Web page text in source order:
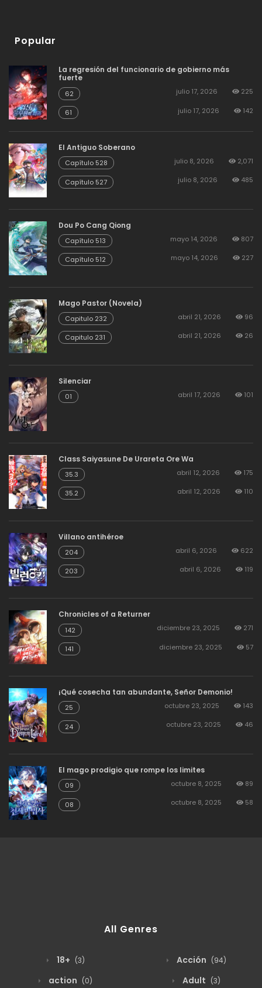
Popular
La regresión del funcionario de gobierno más
fuerte
62 julio 17, 2026 225
61 julio 17, 2026 142
El Antiguo Soberano
Capítulo 528 julio 8, 2026 2,071
Capítulo 527 julio 8, 2026 485
Dou Po Cang Qiong
Capítulo 513 mayo 14, 2026 807
Capítulo 512 mayo 14, 2026 227
Mago Pastor (Novela)
Capitulo 232 abril 21, 2026 96
Capitulo 231 abril 21, 2026 26
Silenciar
01 abril 17, 2026 101
Class Saiyasune De Urareta Ore Wa
35.3 abril 12, 2026 175
35.2 abril 12, 2026 110
Villano antihéroe
204 abril 6, 2026 622
203 abril 6, 2026 119
Chronicles of a Returner
142 diciembre 23, 2025 271
141 diciembre 23, 2025 57
¡Qué cosecha tan abundante, Señor Demonio!
25 octubre 23, 2025 143
24 octubre 23, 2025 46
El mago prodigio que rompe los limites
09 octubre 8, 2025 89
08 octubre 8, 2025 58
All Genres
18+ (3) Acción (94)
action (0) Adult (3)